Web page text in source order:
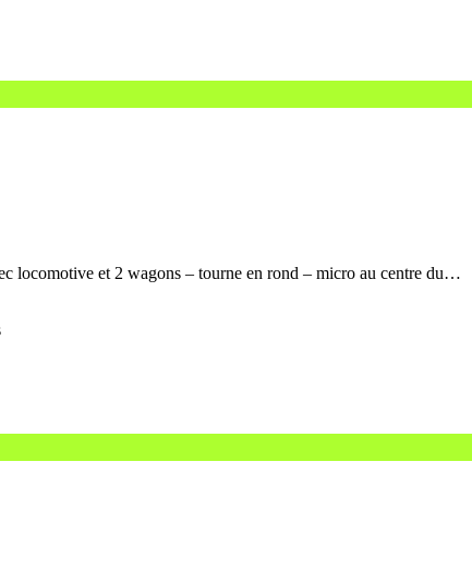
locomotive et 2 wagons – tourne en rond – micro au centre du…